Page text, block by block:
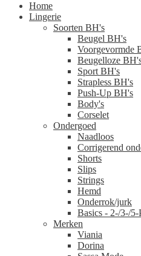
Home
Lingerie
Soorten BH's
Beugel BH's
Voorgevormde
Beugelloze
Sport BH's
Strapless BH's
Push-Up BH's
Body's
Corselet
Ondergoed
Naadloos
Corrigerend
Shorts
Slips
Strings
Hemd
Onderrok/jurk
Basics - 2-/3-/5-
Merken
Viania
Dorina